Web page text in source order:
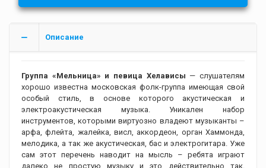
Описание
Группа «Мельница» и певица Хелависы — слушателям
хорошо известна московская фолк-группа имеющая свой
особый стиль, в основе которого акустическая и
электроакустическая музыка. Уникален набор
инструментов, которыми виртуозно владеют музыканты –
арфа, флейта, жалейка, висл, аккордеон, орган Хаммонда,
мелодика, а так же акустическая, бас и электрогитара. Уже
сам этот перечень наводит на мысль – ребята играют
далеко не простую музыку и это действительно так.